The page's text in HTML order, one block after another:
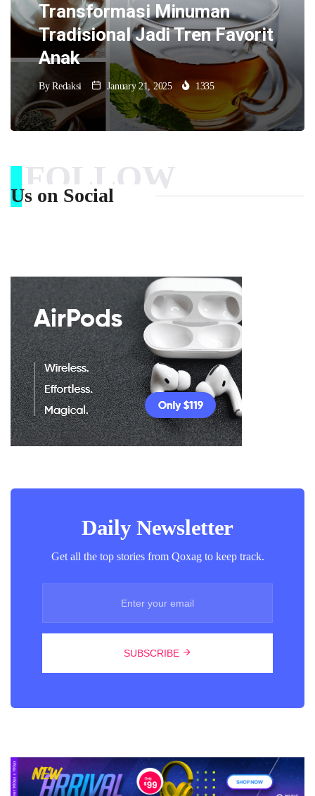
Transformasi Minuman
Tradisional Jadi Tren Favorit
Anak
By Redaksi January 21, 2025 1335
FOLLOW
Us on Social
Daily Newsletter
Get all the top stories from Qoxag to keep track.
SUBSCRIBE